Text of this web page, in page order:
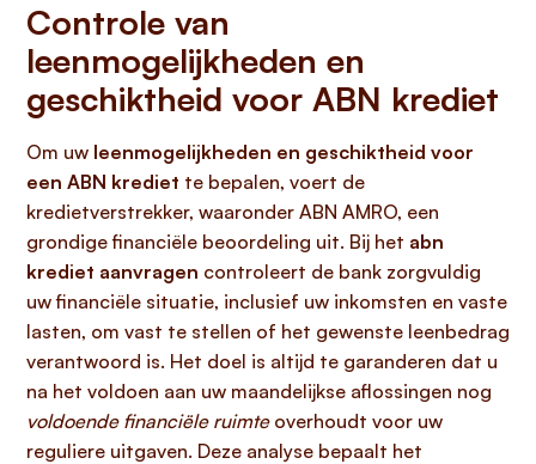
Controle van
leenmogelijkheden en
geschiktheid voor ABN krediet
Om uw leenmogelijkheden en geschiktheid voor
een ABN krediet te bepalen, voert de
kredietverstrekker, waaronder ABN AMRO, een
grondige financiële beoordeling uit. Bij het abn
krediet aanvragen controleert de bank zorgvuldig
uw financiële situatie, inclusief uw inkomsten en vaste
lasten, om vast te stellen of het gewenste leenbedrag
verantwoord is. Het doel is altijd te garanderen dat u
na het voldoen aan uw maandelijkse aflossingen nog
voldoende financiële ruimteoverhoudt voor uw
reguliere uitgaven. Deze analyse bepaalt het